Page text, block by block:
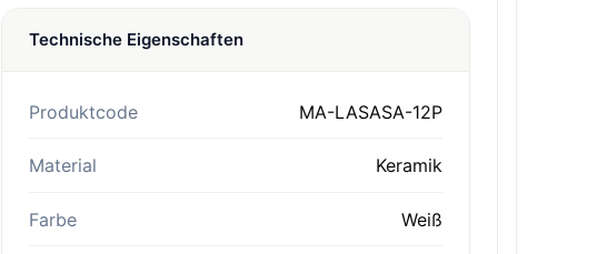
Technische Eigenschaften
Produktcode MA-LASASA-12P
Material Keramik
Farbe Weiß